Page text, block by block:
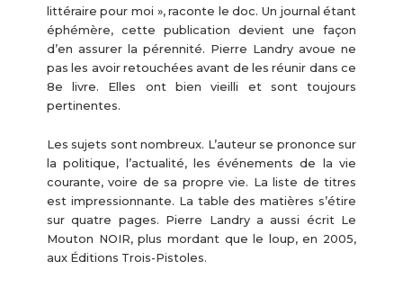
littéraire pour moi », raconte le doc. Un journal étant
éphémère, cette publication devient une façon
d’en assurer la pérennité. Pierre Landry avoue ne
pas les avoir retouchées avant de les réunir dans ce
8e livre. Elles ont bien vieilli et sont toujours
pertinentes.
Les sujets sont nombreux. L’auteur se prononce sur
la politique, l’actualité, les événements de la vie
courante, voire de sa propre vie. La liste de titres
est impressionnante. La table des matières s’étire
sur quatre pages. Pierre Landry a aussi écrit Le
Mouton NOIR, plus mordant que le loup, en 2005,
aux Éditions Trois-Pistoles.